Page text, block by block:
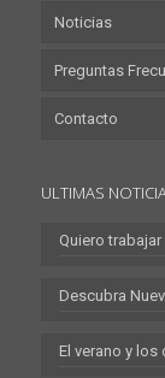
Noticias
Preguntas
Contacto
ULTIMAS
Quiero
Descubra
El verano y los